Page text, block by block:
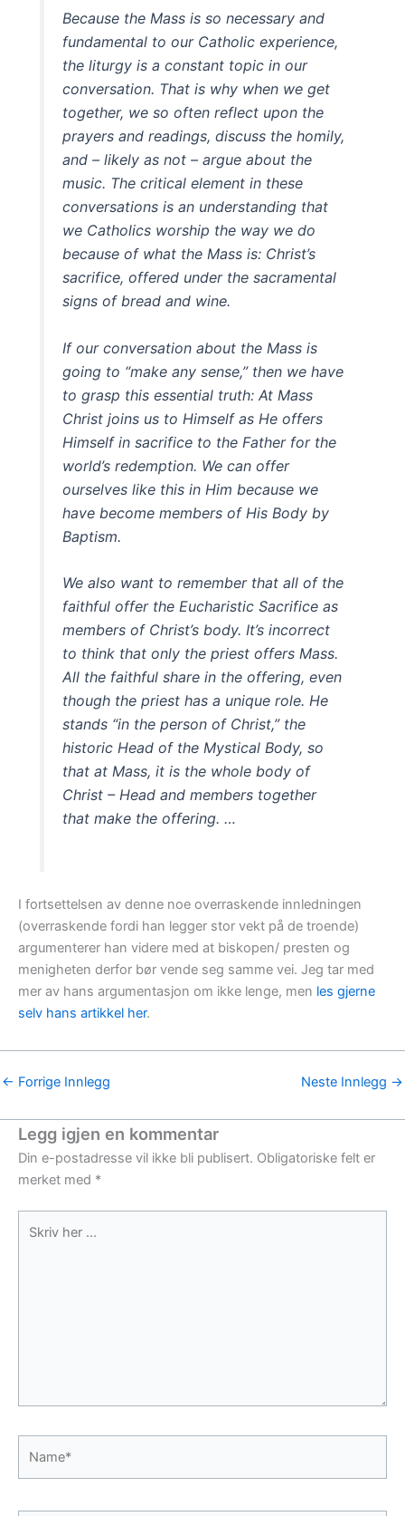
Because the Mass is so necessary and
fundamental to our Catholic experience,
the liturgy is a constant topic in our
conversation. That is why when we get
together, we so often reflect upon the
prayers and readings, discuss the homily,
and – likely as not – argue about the
music. The critical element in these
conversations is an understanding that
we Catholics worship the way we do
because of what the Mass is: Christ’s
sacrifice, offered under the sacramental
signs of bread and wine.
If our conversation about the Mass is
going to “make any sense,” then we have
to grasp this essential truth: At Mass
Christ joins us to Himself as He offers
Himself in sacrifice to the Father for the
world’s redemption. We can offer
ourselves like this in Him because we
have become members of His Body by
Baptism.
We also want to remember that all of the
faithful offer the Eucharistic Sacrifice as
members of Christ’s body. It’s incorrect
to think that only the priest offers Mass.
All the faithful share in the offering, even
though the priest has a unique role. He
stands “in the person of Christ,” the
historic Head of the Mystical Body, so
that at Mass, it is the whole body of
Christ – Head and members together
that make the offering. …
I fortsettelsen av denne noe overraskende innledningen
(overraskende fordi han legger stor vekt på de troende)
argumenterer han videre med at biskopen/ presten og
menigheten derfor bør vende seg samme vei. Jeg tar med
mer av hans argumentasjon om ikke lenge, men les gjerne
selv hans artikkel her.
← Forrige Innlegg Neste Innlegg →
Legg igjen en kommentar
Din e-postadresse vil ikke bli publisert. Obligatoriske felt er
merket med *
her